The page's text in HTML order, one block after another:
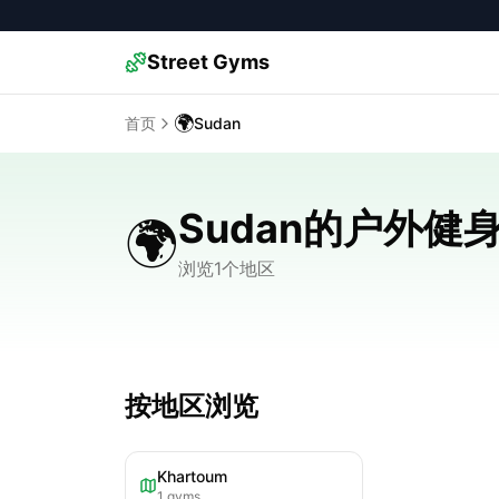
Street Gyms
首页 🌍Sudan
🌍Sudan的户外健
浏览1个地区
按地区浏览
Khartoum